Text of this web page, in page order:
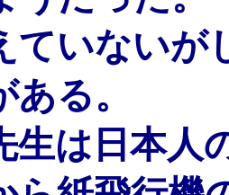
ていないが
る。
生は日本